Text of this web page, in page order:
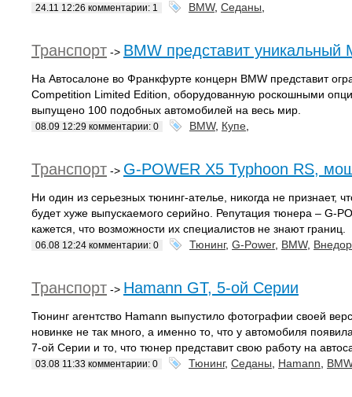
24.11 12:26 комментарии: 1 BMW, Седаны
Транспорт -> BMW представит уникальный
На Автосалоне во Франкфурте концерн BMW представит
Competition Limited Edition, оборудованную роскошными
выпущено 100 подобных автомобилей на весь мир.
08.09 12:29 комментарии: 0 BMW, Купе
Транспорт -> G-POWER X5 Typhoon RS,
Ни один из серьезных тюнинг-ателье, никогда не признает,
будет хуже выпускаемого серийно. Репутация тюнера – G-
кажется, что возможности их специалистов не знают границ.
06.08 12:24 комментарии: 0 Тюнинг, G-Power, BMW,
Транспорт -> Hamann GT, 5-ой Серии
Тюнинг агентство Hamann выпустило фотографии своей
новинке не так много, а именно то, что у автомобиля
7-ой Серии и то, что тюнер представит свою работу на
03.08 11:33 комментарии: 0 Тюнинг, Седаны Hamann BMW